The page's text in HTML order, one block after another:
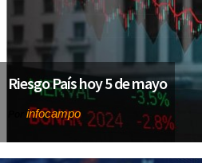
Riesgo País hoy 5 de mayo
infocampo